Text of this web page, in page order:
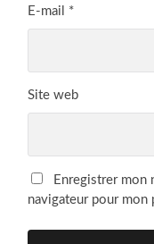
E-mail *
Site web
Enregistrer mon
navigateur pour mon